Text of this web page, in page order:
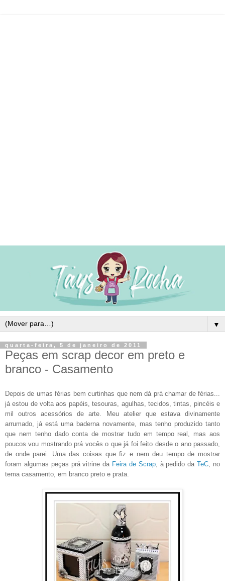
▼
quarta-feira, 5 de janeiro de 2011
Peças em scrap decor em preto e
branco - Casamento
Depois de umas férias bem curtinhas que nem dá prá chamar de férias...
já estou de volta aos papéis, tesouras, agulhas, tecidos, tintas, pincéis e
mil outros acessórios de arte. Meu atelier que estava divinamente
arrumado, já está uma baderna novamente, mas tenho produzido tanto
que nem tenho dado conta de mostrar tudo em tempo real, mas aos
poucos vou mostrando prá vocês o que já foi feito desde o ano passado,
de onde parei. Uma das coisas que fiz e nem deu tempo de mostrar
foram algumas peças prá vitrine da Feira de Scrap, à pedido daTeC , no
tema casamento, em branco preto e prata.